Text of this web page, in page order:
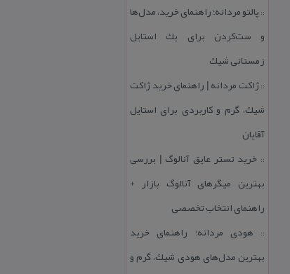
:: پالتو مردانه؛ راهنمای خرید، مدل‌ها
و ست‌كردن برای یك استایل
زمستانی شیك
::ژاكت مردانه | راهنمای خرید ژاكت
شیك، گرم و كاربردی برای استایل
آقایان
:: خرید تستر عایق آنالوگ | بررسی
بهترین میگرهای آنالوگ بازار +
راهنمای انتخاب تخصصی
:: هودی مردانه؛ راهنمای خرید
بهترین مدل‌های هودی شیك، گرم و